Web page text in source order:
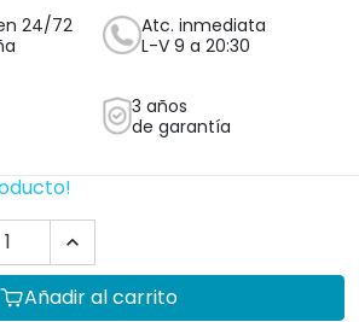
24/72
Atc. inmediata
L-V 9 a 20:30
3 años
de garantía

Añadir al carrito